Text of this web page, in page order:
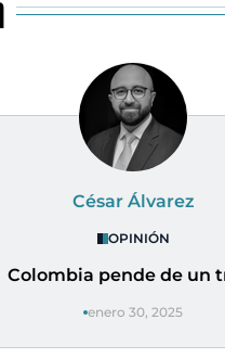
César Álvarez
OPINIÓN
Colombia pende de un
enero 30, 2025